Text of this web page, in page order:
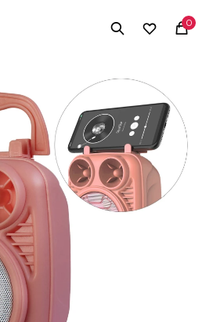
0
MI CUENTA